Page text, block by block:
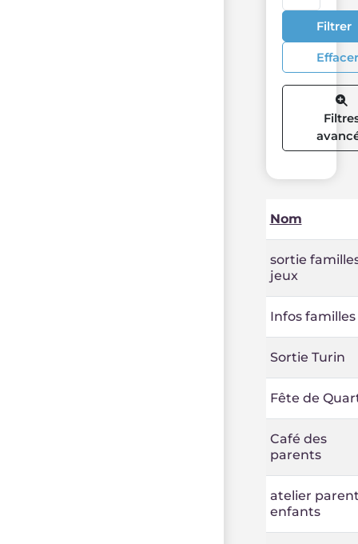
Filtrer
Effacer
Nom
sortie
jeux
Infos familles
Sortie Turin
Fête de
Café des
parents
atelier
enfants